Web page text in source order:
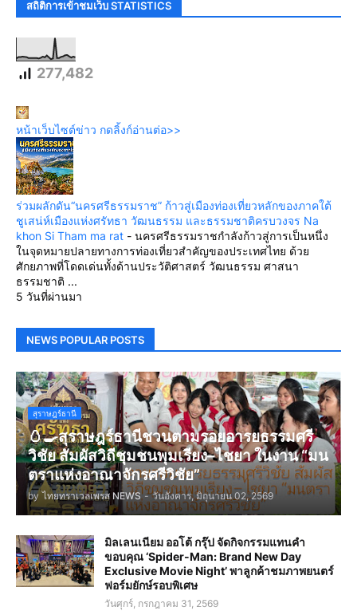
สถิติการเข้าชมเว็บ STATISTICS
277,482
หน้าเว็บไซต์ข่าว กดลิ้งก์อ่านต่อ>>
ร่วมผลักดัน“นครศรีธรรมราช” ก้าวสู่เมืองท่องเที่ยวหลักของภาคใต้
ชูเสน่ห์เมืองแห่งศรัทธา วัฒนธรรม และธรรมชาติครบวงจร Na
khon Si Tham ma rat - นครศรีธรรมราชกำลังก้าวสู่การเป็นหนึ่ง
ในจุดหมายปลายทางการท่องเที่ยวสำคัญของประเทศไทย ด้วย
ศักยภาพที่โดดเด่นทั้งด้านประวัติศาสตร์ วัฒนธรรม ศาสนา
ธรรมชาติ ...
5 วันที่ผ่านมา
NEWS POPULAR POSTS
สุราษฎร์ธานี
🥚🍳สุราษฎร์ธานีชวนตามรอยอารยธรรมศรี
วิชัย สัมผัสวิถีชุมชนพุมเรียง–ไชยา ในงาน “มน
ตราแห่งอาณาจักรศรีวิชัย”
by ไทยทราเวลเพรส NEWS - วันอังคาร, มิถุนายน 02, 2569
มิลเลนเนียม ออโต้ กรุ๊ป จัดกิจกรรมแทนคำ
ขอบคุณ ‘Spider-Man: Brand New Day
Exclusive Movie Night’ พาลูกค้าชมภาพยนตร์
ฟอร์มยักษ์รอบพิเศษ
วันศุกร์, กรกฎาคม 31, 2569